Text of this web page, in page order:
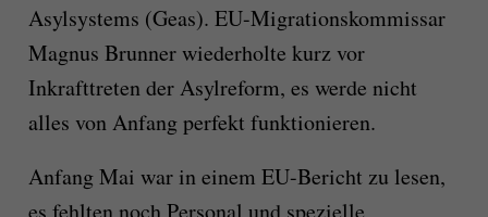
Asylsystems (Geas). EU-Migrationskommissar
Magnus Brunner wiederholte kurz vor
Inkrafttreten der Asylreform, es werde nicht
alles von Anfang perfekt funktionieren.
Anfang Mai war in einem EU-Bericht zu lesen,